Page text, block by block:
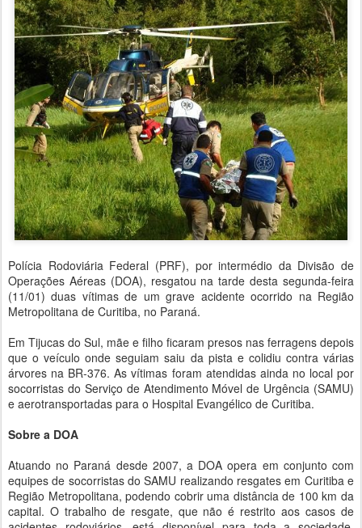
Polícia Rodoviária Federal (PRF), por intermédio da Divisão de
Operações Aéreas (DOA), resgatou na tarde desta segunda-feira
(11/01) duas vítimas de um grave acidente ocorrido na Região
Metropolitana de Curitiba, no Paraná.
Em Tijucas do Sul, mãe e filho ficaram presos nas ferragens depois
que o veículo onde seguiam saiu da pista e colidiu contra várias
árvores na BR-376. As vítimas foram atendidas ainda no local por
socorristas do Serviço de Atendimento Móvel de Urgência (SAMU)
e aerotransportadas para o Hospital Evangélico de Curitiba.
Sobre a DOA
Atuando no Paraná desde 2007, a DOA opera em conjunto com
equipes de socorristas do SAMU realizando resgates em Curitiba e
Região Metropolitana, podendo cobrir uma distância de 100 km da
capital. O trabalho de resgate, que não é restrito aos casos de